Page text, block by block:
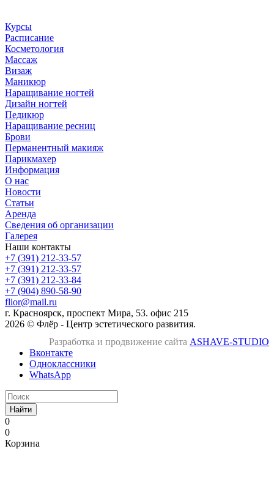
Курсы
Расписание
Косметология
Массаж
Визаж
Маникюр
Наращивание ногтей
Дизайн ногтей
Педикюр
Наращивание ресниц
Брови
Перманентный макияж
Парикмахер
Информация
О нас
Новости
Статьи
Аренда
Сведения об организации
Галерея
Наши контакты
+7 (391) 212-33-57
+7 (391) 212-33-57
+7 (391) 212-33-84
+7 (904) 890-58-90
flior@mail.ru
г. Красноярск, проспект Мира, 53. офис 215
2026 © Флёр - Центр эстетического развития.
Разработка и продвижение сайта ASHAVE-STUDIO
Вконтакте
Одноклассники
WhatsApp
Найти
0
0
Корзина